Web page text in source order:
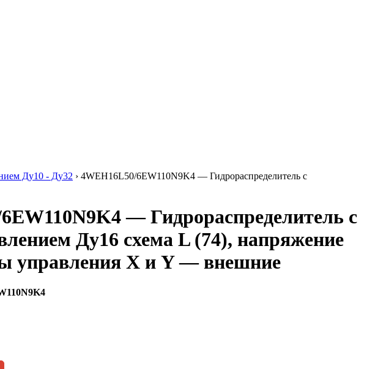
Ду10 - Ду32 › 4WEH16L50/6EW110N9K4 — Гидрораспределитель с
— Гидрораспределитель с
Ду16 схема L (74), напряжение
управления X и Y — внешние